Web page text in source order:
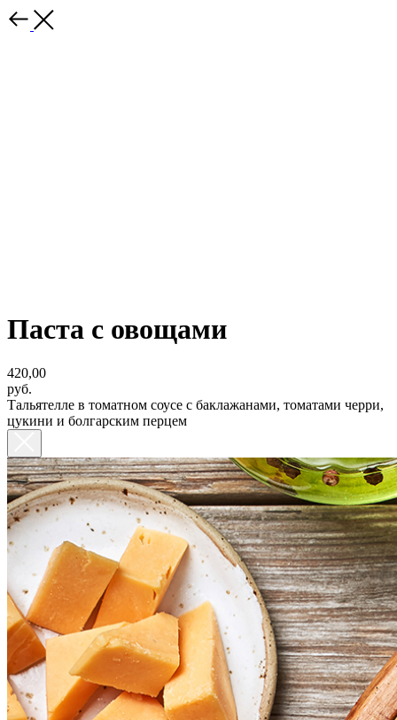
Паста с овощами
420,00
руб.
Тальятелле в томатном соусе с баклажанами, томатами черри,
цукини и болгарским перцем